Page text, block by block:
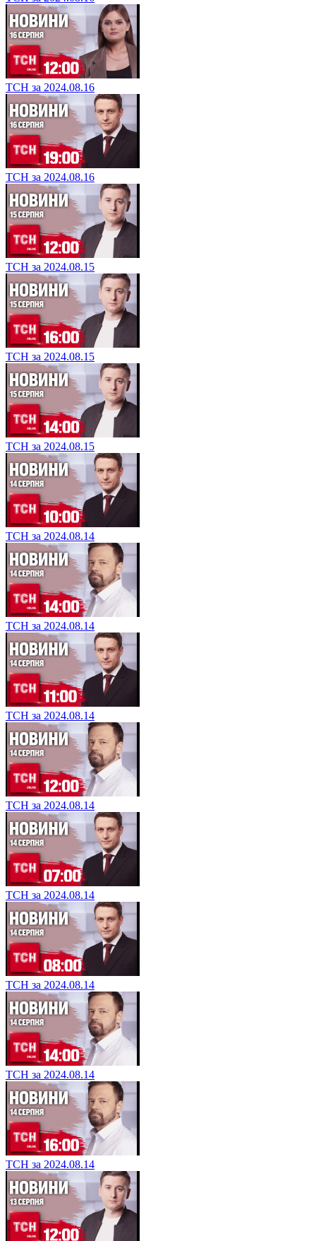
ТСН за 2024.08.16
ТСН за 2024.08.16
ТСН за 2024.08.15
ТСН за 2024.08.15
ТСН за 2024.08.15
ТСН за 2024.08.14
ТСН за 2024.08.14
ТСН за 2024.08.14
ТСН за 2024.08.14
ТСН за 2024.08.14
ТСН за 2024.08.14
ТСН за 2024.08.14
ТСН за 2024.08.14